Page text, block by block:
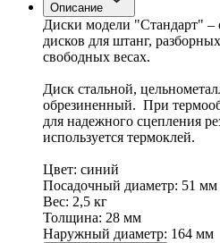
Описание
Диски модели "Стандарт" –
дисков для штанг,
свободных весах.
Диск стальной,
обрезиненный. При
для надежного сцепления
используется термоклей.
Цвет: синий
Посадочный диаметр: 51 мм
Вес: 2,5 кг
Толщина: 28 мм
Hаружный диаметр: 164 мм